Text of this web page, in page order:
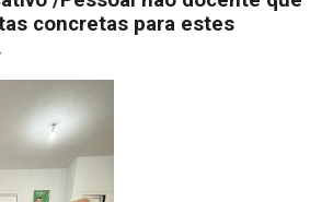
concretas para estes